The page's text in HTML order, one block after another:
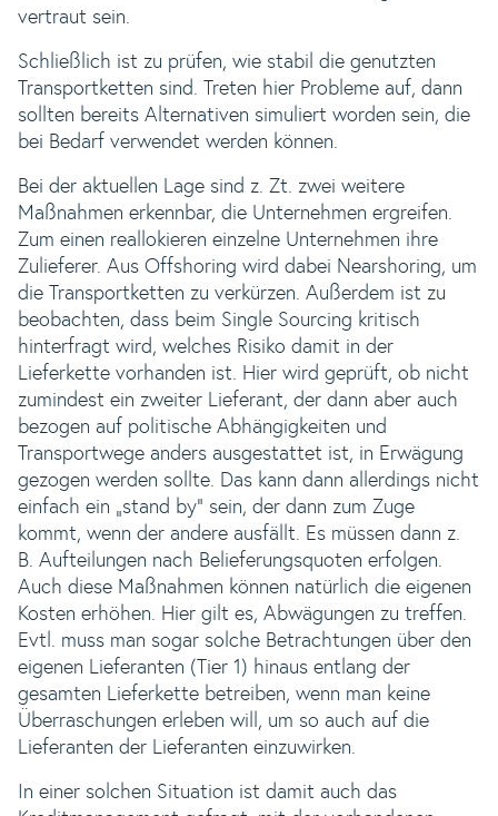
vertraut sein.
Schließlich ist zu prüfen, wie stabil die genutzten
Transportketten sind. Treten hier Probleme auf, dann
sollten bereits Alternativen simuliert worden sein, die
bei Bedarf verwendet werden können.
Bei der aktuellen Lage sind z. Zt. zwei weitere
Maßnahmen erkennbar, die Unternehmen ergreifen.
Zum einen reallokieren einzelne Unternehmen ihre
Zulieferer. Aus Offshoring wird dabei Nearshoring, um
die Transportketten zu verkürzen. Außerdem ist zu
beobachten, dass beim Single Sourcing kritisch
hinterfragt wird, welches Risiko damit in der
Lieferkette vorhanden ist. Hier wird geprüft, ob nicht
zumindest ein zweiter Lieferant, der dann aber auch
bezogen auf politische Abhängigkeiten und
Transportwege anders ausgestattet ist, in Erwägung
gezogen werden sollte. Das kann dann allerdings nicht
einfach ein „stand by“ sein, der dann zum Zuge
kommt, wenn der andere ausfällt. Es müssen dann z.
B. Aufteilungen nach Belieferungsquoten erfolgen.
Auch diese Maßnahmen können natürlich die eigenen
Kosten erhöhen. Hier gilt es, Abwägungen zu treffen.
Evtl. muss man sogar solche Betrachtungen über den
eigenen Lieferanten (Tier 1) hinaus entlang der
gesamten Lieferkette betreiben, wenn man keine
Überraschungen erleben will, um so auch auf die
Lieferanten der Lieferanten einzuwirken.
In einer solchen Situation ist damit auch das